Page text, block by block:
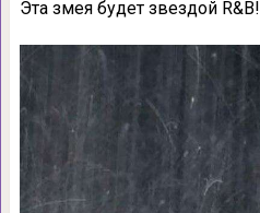
Эта змея будет звездой R&B!